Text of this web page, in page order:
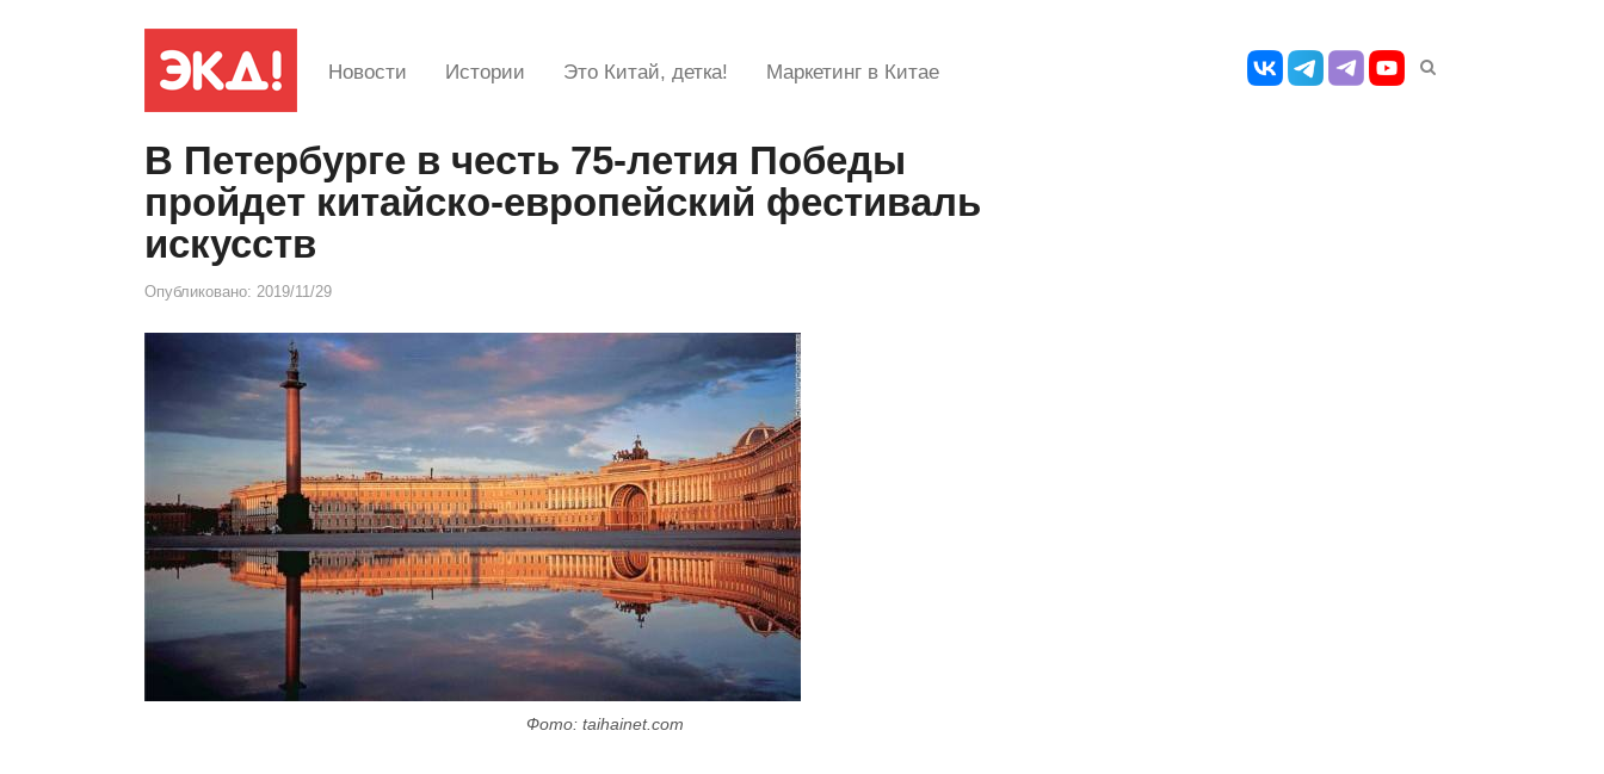
Новости Истории Это Китай, детка! Маркетинг в Китае
В Петербурге в честь 75-летия Победы
пройдет китайско-европейский фестиваль
искусств
Опубликовано: 2019/11/29
Фото: taihainet.com